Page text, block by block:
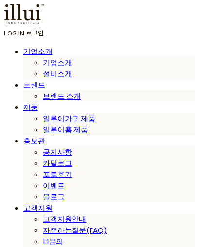
LOG IN 로그인
기업소개
기업소개
설비소개
브랜드
브랜드 소개
제품
일루이가구 제품
일루이홈 제품
홍보관
공지사항
카탈로그
포토후기
이벤트
블로그
고객지원
고객지원안내
자주하는질문(FAQ)
1:1문의